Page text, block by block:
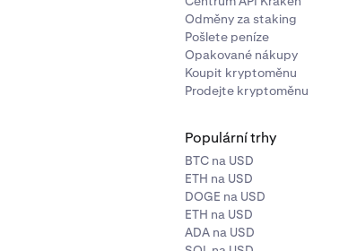
Odměny za staking
Pošlete peníze
Opakované nákupy
Koupit kryptoměnu
Prodejte kryptoměnu
Populární trhy
BTC na USD
ETH na USD
DOGE na USD
ETH na USD
ADA na USD